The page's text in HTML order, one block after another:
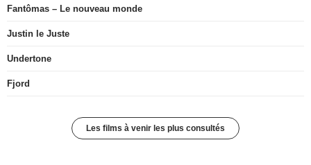
Fantômas – Le nouveau monde
Justin le Juste
Undertone
Fjord
Les films à venir les plus consultés